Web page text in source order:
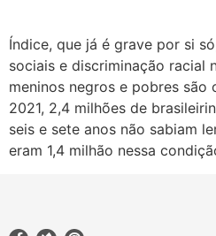
Índice, que já é grave por si
sociais e discriminação racial
meninos negros e pobres
2021, 2,4 milhões de
seis e sete anos não sabiam
eram 1,4 milhão nessa